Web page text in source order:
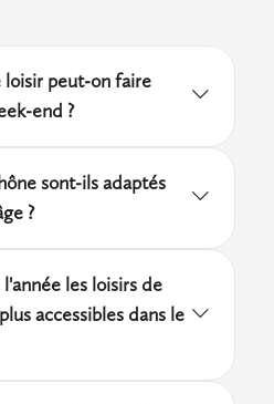
peut-on faire
end ?
envies : randonnée dans
visite d'un domaine
d'aventure. Les
indiquent leurs
sont-ils adaptés
?
dès 3 ou 4 ans,
pédagogiques du
les loisirs de
accessibles dans le